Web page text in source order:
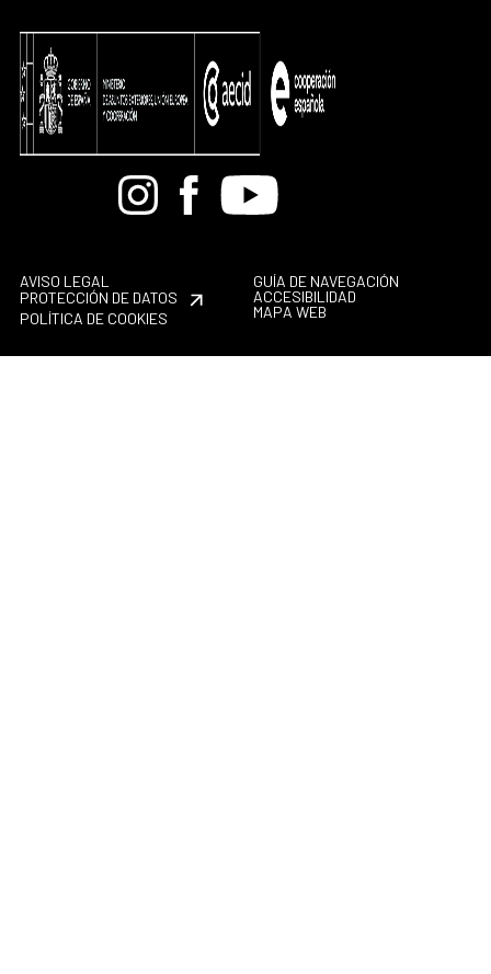
BandcampInstagramFacebook
Youtube
AVISO LEGAL
PROTECCIÓN DE DATOS
POLÍTICA DE COOKIES
GUÍA DE NAVEGACIÓN
ACCESIBILIDAD
MAPA WEB